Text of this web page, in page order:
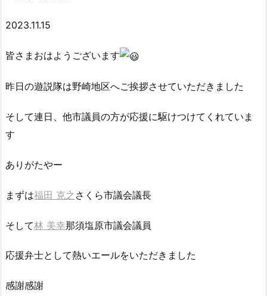
2023.11.15
皆さまおはようございます
昨日の遊説隊は野崎地区へご挨拶させていただきました
そして連日、他市議員の方が応援に駆けつけてくれていま
す
ありがたやー
まずは福田 克之 さくら市議会議長
そして林 美幸那須塩原市議会議員
応援弁士として熱いエールをいただきました
感謝感謝